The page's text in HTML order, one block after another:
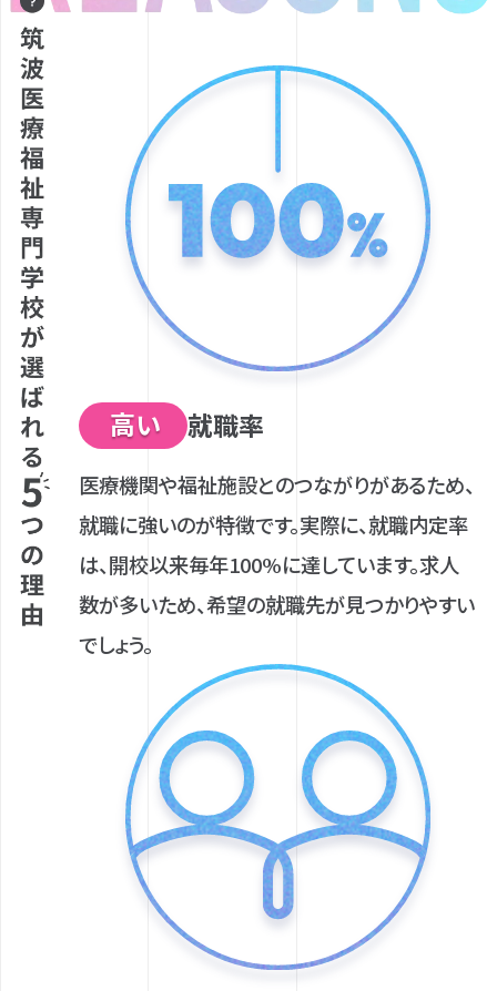
高い 就職率
医療機関や福祉施設とのつながりがあるため、
就職に強いのが特徴です。実際に、就職内定率
は、開校以来毎年100%に達しています。求人
数が多いため、希望の就職先が見つかりやすい
でしょう。